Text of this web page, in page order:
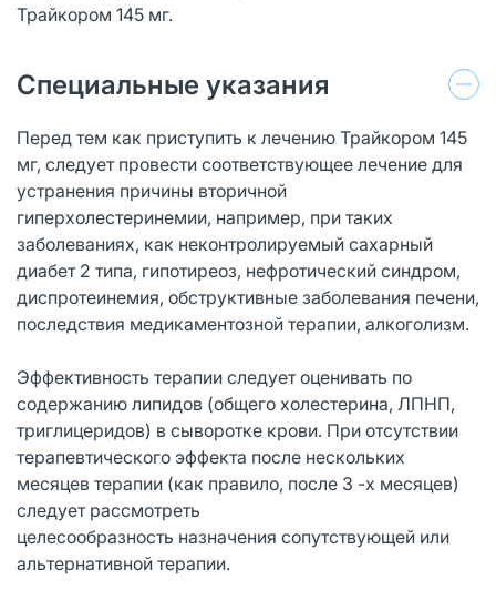
Трайкором 145 мг.
Специальные указания
Перед тем как приступить к лечению Трайкором 145
мг, следует провести соответствующее лечение для
устранения причины вторичной
гиперхолестеринемии, например, при таких
заболеваниях, как неконтролируемый сахарный
диабет 2 типа, гипотиреоз, нефротический синдром,
диспротеинемия, обструктивные заболевания печени,
последствия медикаментозной терапии, алкоголизм.
Эффективность терапии следует оценивать по
содержанию липидов (общего холестерина, ЛПНП,
триглицеридов) в сыворотке крови. При отсутствии
терапевтического эффекта после нескольких
месяцев терапии (как правило, после 3 -х месяцев)
следует рассмотреть
целесообразность назначения сопутствующей или
альтернативной терапии.